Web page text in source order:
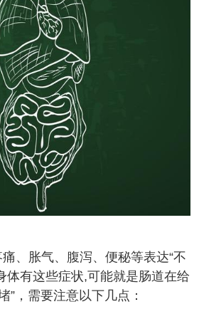
胀气、腹泻、便秘等表达“不
体有这些症状,可能就是肠道在给
”，需要注意以下几点：